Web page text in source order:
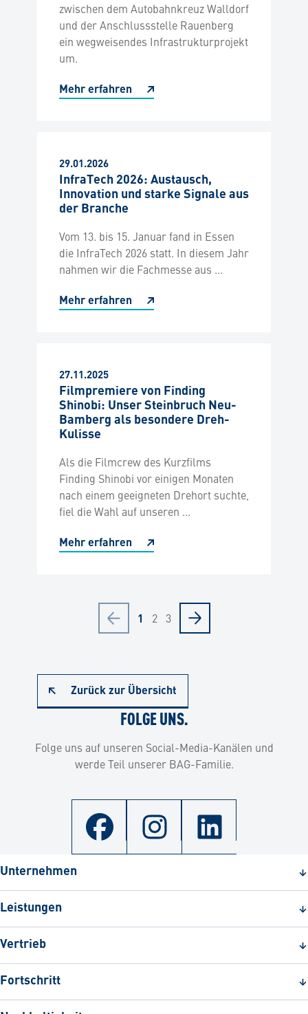
zwischen dem Autobahnkreuz Walldorf
und der Anschlussstelle Rauenberg
ein wegweisendes Infrastrukturprojekt
um.
Mehr erfahren
29.01.2026
InfraTech 2026: Austausch,
Innovation und starke Signale aus
der Branche
Vom 13. bis 15. Januar fand in Essen
die InfraTech 2026 statt. In diesem Jahr
nahmen wir die Fachmesse aus ...
Mehr erfahren
27.11.2025
Filmpremiere von Finding
Shinobi: Unser Steinbruch Neu-
Bamberg als besondere Dreh-
Kulisse
Als die Filmcrew des Kurzfilms
Finding Shinobi vor einigen Monaten
nach einem geeigneten Drehort suchte,
fiel die Wahl auf unseren ...
Mehr erfahren
1 2 3
Zurück zur Übersicht
FOLGE UNS.
Folge uns auf unseren Social-Media-Kanälen und
werde Teil unserer BAG-Familie.
Unternehmen
Leistungen
Vertrieb
Fortschritt